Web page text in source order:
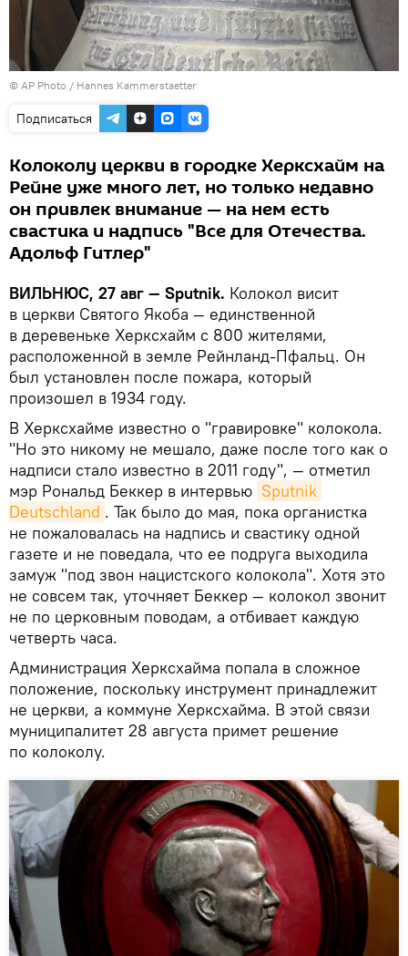
© AP Photo / Hannes Kammerstaetter
Подписаться
Колоколу церкви в городке Херксхайм на
Рейне уже много лет, но только недавно
он привлек внимание — на нем есть
свастика и надпись "Все для Отечества.
Адольф Гитлер"
ВИЛЬНЮС, 27 авг — Sputnik. Колокол висит
в церкви Святого Якоба — единственной
в деревеньке Херксхайм с 800 жителями,
расположенной в земле Рейнланд-Пфальц. Он
был установлен после пожара, который
произошел в 1934 году.
В Херксхайме известно о "гравировке" колокола.
"Но это никому не мешало, даже после того как о
надписи стало известно в 2011 году", — отметил
мэр Рональд Беккер в интервью Sputnik
Deutschland . Так было до мая, пока органистка
не пожаловалась на надпись и свастику одной
газете и не поведала, что ее подруга выходила
замуж "под звон нацистского колокола". Хотя это
не совсем так, уточняет Беккер — колокол звонит
не по церковным поводам, а отбивает каждую
четверть часа.
Администрация Херксхайма попала в сложное
положение, поскольку инструмент принадлежит
не церкви, а коммуне Херксхайма. В этой связи
муниципалитет 28 августа примет решение
по колоколу.